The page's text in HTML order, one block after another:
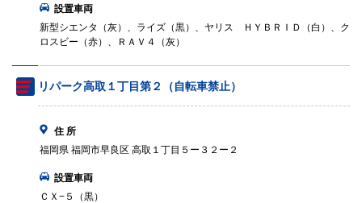
設置車両
新型シエンタ（灰）、ライズ（黒）、ヤリス ＨＹＢＲＩＤ（白）、ク
ロスビー（赤）、ＲＡＶ４（灰）
リパーク高取１丁目第２（自転車禁止）
住 所
福岡県 福岡市早良区 高取１丁目５ー３２ー２
設置車両
ＣＸ−５（黒）